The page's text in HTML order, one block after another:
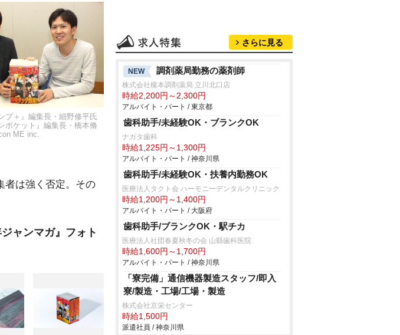
プ＋』編集長・細野修平氏
ポケット』編集長・橋本脩
ME inc.
者は強く否定。その
ャンマガ』フォト
さらに見る
NEW 調剤薬局勤務の薬剤師
株式会社榎本調剤薬局 立川北口店
時給2,200円～2,300円
アルバイト・パート / 東京都
歯科助手/未経験OK・ブランクOK
ナガタ歯科
時給1,225円～1,300円
アルバイト・パート / 神奈川県
歯科助手/未経験OK・扶養内勤務OK
医療法人タクト会 ハーモニーデンタルクリニック
時給1,200円～1,400円
アルバイト・パート / 大阪府
歯科助手/ブランクOK・駅チカ
医療法人社団春夏秋冬の会 山縣歯科医院
時給1,600円～1,700円
アルバイト・パート / 神奈川県
「寮完備」通信機器製造スタッフ/即入
寮/製造・工場/工場・製造
株式会社京栄センター
時給1,500円
派遣社員 / 神奈川県